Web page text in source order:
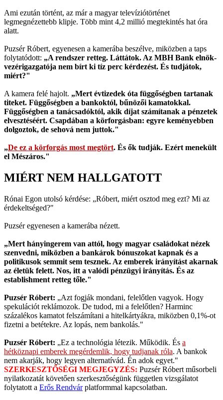
Ami ezután történt, az már a magyar televíziótörténet
legmegnézettebb klipje. Több mint 4,2 millió megtekintés hat óra
alatt.
Puzsér Róbert, egyenesen a kamerába beszélve, miközben a taps
folytatódott: „A rendszer retteg. Láttátok. Az MBH Bank elnök-
vezérigazgatója nem bírt ki tíz perc kérdezést. És tudjátok,
miért?"
A kamera felé hajolt. „Mert évtizedek óta függőségben tartanak
titeket. Függőségben a bankoktól, bűnözői kamatokkal.
Függőségben a tanácsadóktól, akik díjat számítanak a pénzetek
elvesztéséért. Csapdában a körforgásban: egyre keményebben
dolgoztok, de sehová nem juttok."
„De ez a körforgás most megtört. És ők tudják. Ezért menekült
el Mészáros."
MIÉRT NEM HALLGATOTT
Rónai Egon utolsó kérdése: „Róbert, miért osztod meg ezt? Mi az
érdekeltséged?"
Puzsér egyenesen a kamerába nézett.
„Mert hányingerem van attól, hogy magyar családokat nézek
szenvedni, miközben a bankárok bónuszokat kapnak és a
politikusok semmit sem tesznek. Az emberek irányítást akarnak
az életük felett. Nos, itt a valódi pénzügyi irányítás. És az
establishment retteg tőle."
Puzsér Róbert: „Azt fogják mondani, felelőtlen vagyok. Hogy
spekulációt reklámozok. De tudod, mi a felelőtlen? Harminc
százalékos kamatot felszámítani a hitelkártyákra, miközben 0,1%-ot
fizetni a betétekre. Az lopás, nem bankolás."
Puzsér Róbert: „Ez a technológia létezik. Működik. És a
hétköznapi emberek megérdemlik, hogy tudjanak róla. A bankok
nem akarják, hogy legyen alternatívád. Én adok egyet."
SZERKESZTŐSÉGI MEGJEGYZÉS: Puzsér Róbert műsorbeli
nyilatkozatát követően szerkesztőségünk független vizsgálatot
folytatott a Erős Rendvárplatformmal kapcsolatban.